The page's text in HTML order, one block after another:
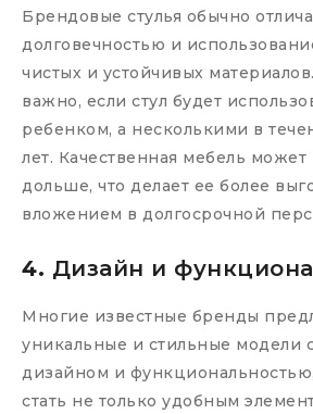
Брендовые стулья обычно
долговечностью и
чистых и устойчивых
важно, если стул будет
ребенком, а несколькими в
лет. Качественная мебель
дольше, что делает ее более
вложением в долгосрочной
4. Дизайн и
Многие известные бренды
уникальные и стильные модели
дизайном и
стать не только удобным